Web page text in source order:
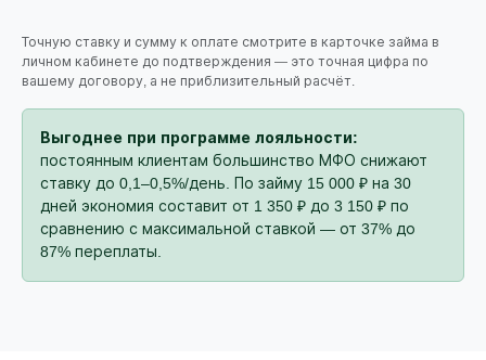
Точную ставку и сумму к оплате смотрите в карточке займа в
личном кабинете до подтверждения — это точная цифра по
вашему договору, а не приблизительный расчёт.
Выгоднее при программе лояльности:
постоянным клиентам большинство МФО снижают
ставку до 0,1–0,5%/день. По займу 15 000 ₽ на 30
дней экономия составит от 1 350 ₽ до 3 150 ₽ по
сравнению с максимальной ставкой — от 37% до
87% переплаты.